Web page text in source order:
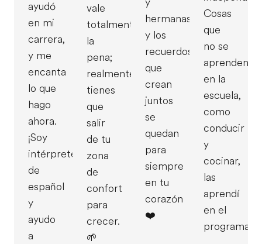
ayudó
en mi
carrera,
y me
encanta
lo que
hago
ahora.
¡Soy
intérprete
de
español
y
ayudo
a
vale
totalmente
la
pena;
realmente
tienes
que
salir
de tu
zona
de
confort
para
crecer.
🌱
y
hermanas,
y los
recuerdos
que
crean
juntos
se
quedan
para
siempre
en tu
corazón
❤️
Cosas
que
no se
aprenden
en la
escuela,
como
conducir
y
cocinar,
las
aprendí
en el
programa.